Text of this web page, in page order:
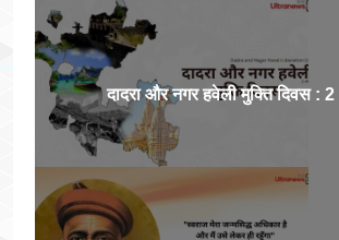
दादरा और नगर हवेली मुक्ति दिवस :